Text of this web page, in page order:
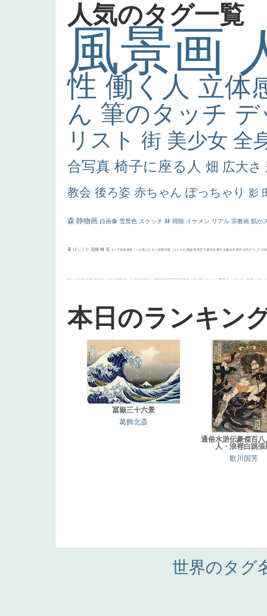
人気のタグ一覧
風景画
性 働く人 立体
ん 筆のタッチ
リスト 街 美少女 全
合写真 椅子に座る人 畑 広大さ
教会 後ろ姿 赤ちゃん ぽっちゃり 影
森 静物画 自画像 雪景色 スケッチ 林 掃除 イケメン リアル 宗教画 肌が
厳 びっくり 花畑 橋 花 カメラ目線 補色 こっち見んな キス 庭園 部屋 こんにちわ 素描 塔 青空 工場 巨木 青年 太陽 壮大 着衣 古代ギリシア 日
画質 last ヴィーナス 剣 白人少女 食事中 山本芳翠 麦 alciato ハーレム 女神 ローマ教皇 奥行き 火起こし シスター 東方の三博士 114514 かっこいい 受胎告知 天から覗き込む顔 設計図 挿絵 群衆 親子 裸婦 可愛い ピサロ ＃名画で学ぶ「たるみ」 ニーソックス 躍動感 黄色 こわい コート 畦道 レンブラント・ sekkusu 暖かい バブみ 靴下 ショッ
本日のランキン
冨嶽三十六景
葛飾北斎
通俗水滸伝豪傑百八
人・浪裡白跳張
歌川国芳
世界のタグ